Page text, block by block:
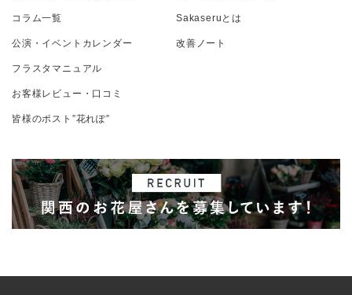
コラム一覧
公演・イベントカレンダー
フラスタマニュアル
お客様レビュー・口コミ
皆様のポスト”花れぽ”
Sakaseruとは
改善ノート